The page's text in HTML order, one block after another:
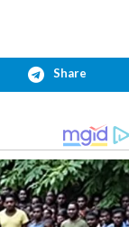
Share